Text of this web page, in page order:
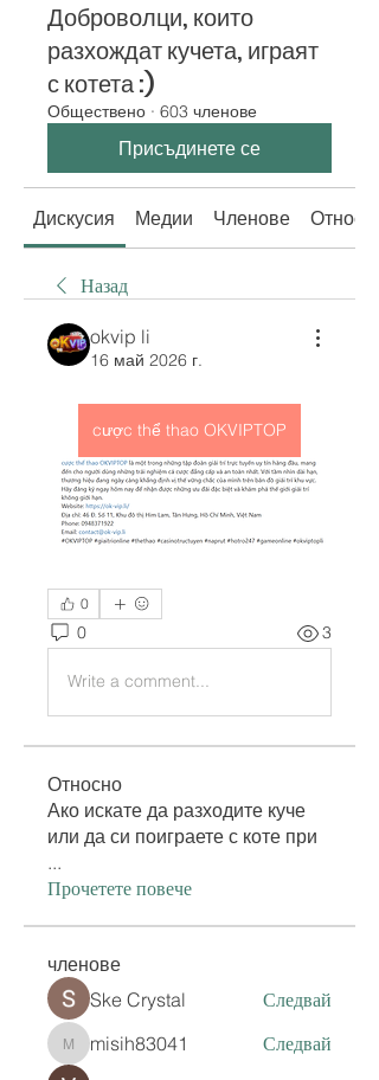
Доброволци, които
разхождат кучета, играят
с котета :)
Обществено · 603 членове
Присъдинете се
Дискусия Медии Членове Относно
Назад
okvip li
16 май 2026 г.
cược thể thao OKVIPTOP
0
0 3
Write a comment...
Относно
Ако искате да разходите куче
или да си поиграете с коте при
...
Прочетете повече
членове
Ske Crystal Следвай
misih83041
misih83041 Следвай